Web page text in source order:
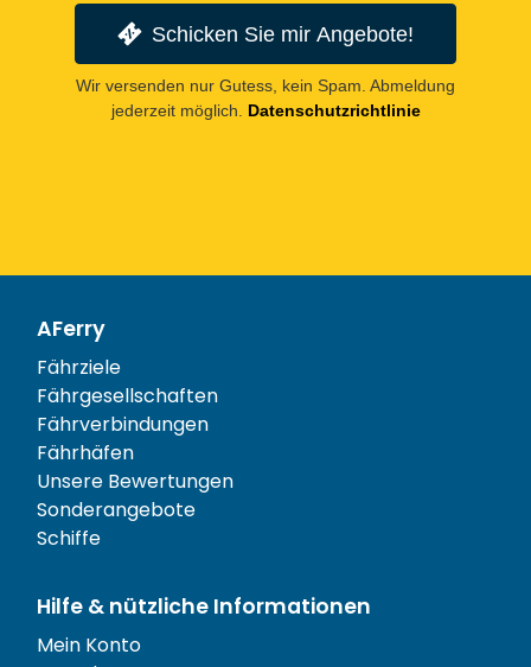
Schicken Sie mir Angebote!
Wir versenden nur Gutess, kein Spam. Abmeldung
jederzeit möglich. Datenschutzrichtlinie
AFerry
Fährziele
Fährgesellschaften
Fährverbindungen
Fährhäfen
Unsere Bewertungen
Sonderangebote
Schiffe
Hilfe & nützliche Informationen
Mein Konto